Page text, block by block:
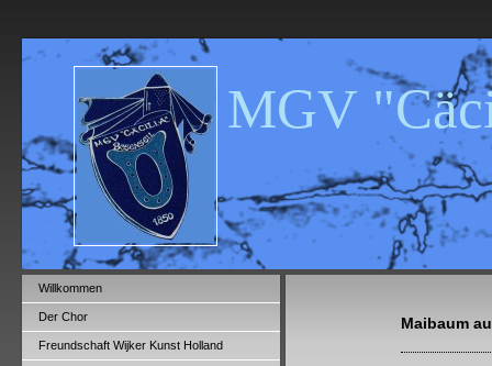
MGV
Willkommen
Der Chor
Freundschaft Wijker Kunst Holland
Maibaum